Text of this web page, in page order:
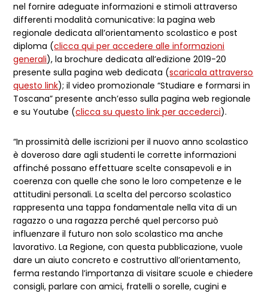
nel fornire adeguate informazioni e stimoli attraverso
differenti modalità comunicative: la pagina web
regionale dedicata all’orientamento scolastico e post
diploma (clicca qui per accedere alle informazioni
generali), la brochure dedicata all’edizione 2019-20
presente sulla pagina web dedicata (scaricala attraverso
questo link); il video promozionale “Studiare e formarsi in
Toscana” presente anch’esso sulla pagina web regionale
e su Youtube (clicca su questo link per accederci).
“In prossimità delle iscrizioni per il nuovo anno scolastico
è doveroso dare agli studenti le corrette informazioni
affinché possano effettuare scelte consapevoli e in
coerenza con quelle che sono le loro competenze e le
attitudini personali. La scelta del percorso scolastico
rappresenta una tappa fondamentale nella vita di un
ragazzo o una ragazza perché quel percorso può
influenzare il futuro non solo scolastico ma anche
lavorativo. La Regione, con questa pubblicazione, vuole
dare un aiuto concreto e costruttivo all’orientamento,
ferma restando l’importanza di visitare scuole e chiedere
consigli, parlare con amici, fratelli o sorelle, cugini e